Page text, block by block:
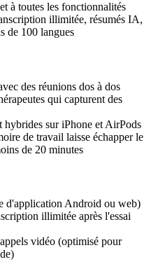
à toutes les fonctionnalités
illimitée, résumés IA,
de 100 langues
des réunions dos à dos
qui capturent des
hybrides sur iPhone et AirPods
de travail laisse échapper le
de 20 minutes
d'application Android ou web)
illimitée après l'essai
vidéo (optimisé pour